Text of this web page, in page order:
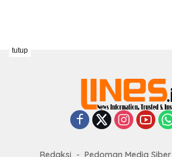
Redaksi Pedoman Media Siber
tutup